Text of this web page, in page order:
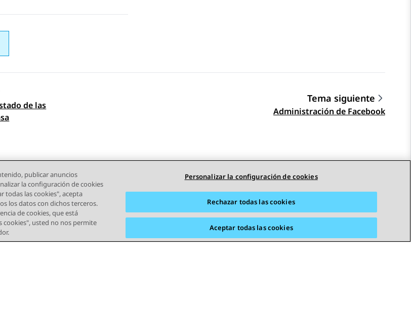
tema
de las
Tema siguiente
Administración de Facebook
publicar anuncios
la configuración de cookies
todas las cookies", acepta
los datos con dichos terceros.
de cookies, que está
cookies", usted no nos permite
Personalizar la configuración de cookies
Rechazar todas las cookies
Aceptar todas las cookies